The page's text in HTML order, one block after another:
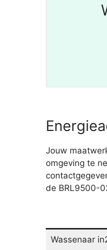
Jouw
omgeving te
de BRL9500-
Wassenaar